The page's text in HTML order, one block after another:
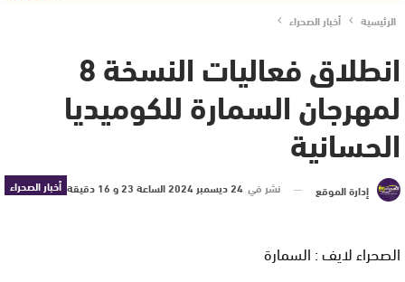
الرئيسية أخبار الصحراء
انطلاق فعاليات النسخة 8
لمهرجان السمارة للكوميديا
الحسانية
أخبار الصحراء إدارة الموقع نشر في 24 ديسمبر 2024 الساعة 23 و 16 دقيقة
الصحراء لايف : السمارة